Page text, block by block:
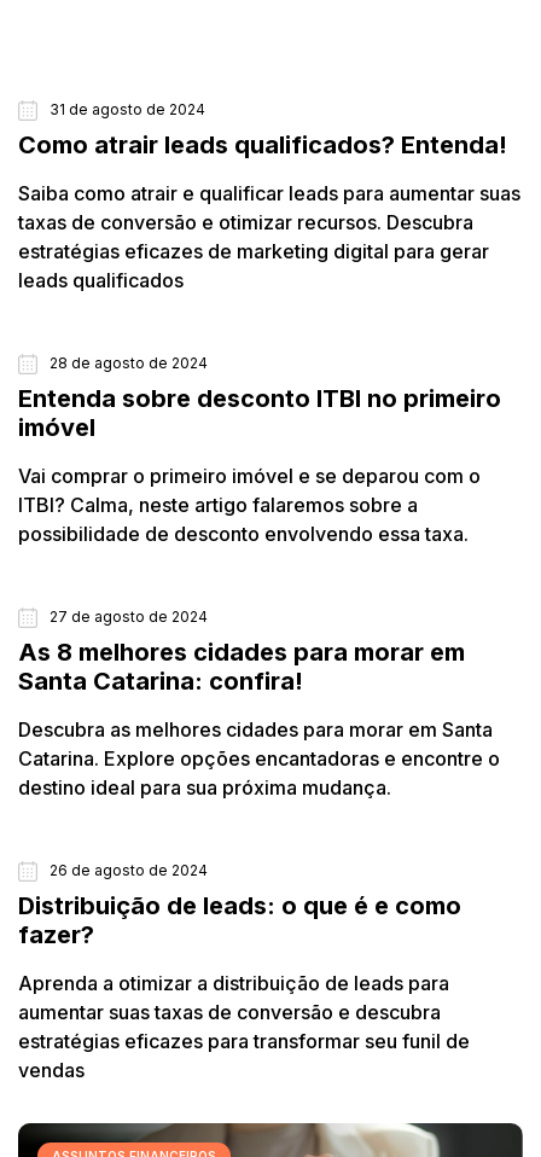
MARKETING IMOBILIÁRIO
31 de agosto de 2024
Como atrair leads qualificados? Entenda!
Saiba como atrair e qualificar leads para aumentar suas
taxas de conversão e otimizar recursos. Descubra
estratégias eficazes de marketing digital para gerar
leads qualificados
COMPRANDO APARTAMENTO
28 de agosto de 2024
Entenda sobre desconto ITBI no primeiro
imóvel
Vai comprar o primeiro imóvel e se deparou com o
ITBI? Calma, neste artigo falaremos sobre a
possibilidade de desconto envolvendo essa taxa.
CIDADES
27 de agosto de 2024
As 8 melhores cidades para morar em
Santa Catarina: confira!
Descubra as melhores cidades para morar em Santa
Catarina. Explore opções encantadoras e encontre o
destino ideal para sua próxima mudança.
CRM
26 de agosto de 2024
Distribuição de leads: o que é e como
fazer?
Aprenda a otimizar a distribuição de leads para
aumentar suas taxas de conversão e descubra
estratégias eficazes para transformar seu funil de
vendas